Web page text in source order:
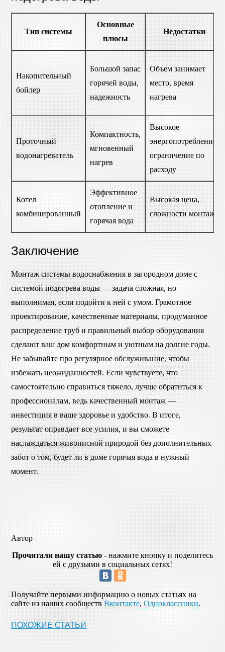
Тип системы
Основные
плюсы
Недостатки
Накопительный
бойлер
Большой запас
горячей воды,
надежность
Объем занимает
место, время
нагрева
Проточный
водонагреватель
Компактность,
мгновенный
нагрев
Высокое
энергопотребление,
ограничение по
расходу
Котел
комбинированный
Эффективное
отопление и
горячая вода
Высокая цена,
сложности монтажа
Заключение
Монтаж системы водоснабжения в загородном доме с
системой подогрева воды — задача сложная, но
выполнимая, если подойти к ней с умом. Грамотное
проектирование, качественные материалы, продуманное
распределение труб и правильный выбор оборудования
сделают ваш дом комфортным и уютным на долгие годы.
Не забывайте про регулярное обслуживание, чтобы
избежать неожиданностей. Если чувствуете, что
самостоятельно справиться тяжело, лучше обратиться к
профессионалам, ведь качественный монтаж —
инвестиция в ваше здоровье и удобство. В итоге,
результат оправдает все усилия, и вы сможете
наслаждаться живописной природой без дополнительных
забот о том, будет ли в доме горячая вода в нужный
момент.
Автор
Прочитали нашу статью - нажмите кнопку и поделитесь
ей с друзьями в социальных сетях!
Получайте первыми информацию о новых статьях на
сайте из наших сообществ Вконтакте, Одноклассники.
ПОХОЖИЕ СТАТЬИ